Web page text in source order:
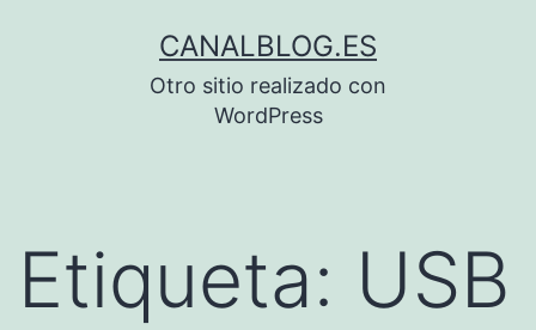
CANALBLOG.ES
Otro sitio realizado con
WordPress
Etiqueta: USB